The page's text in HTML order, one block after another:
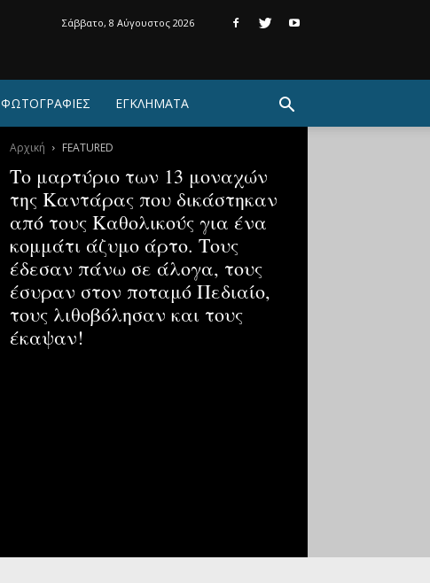
Σάββατο, 8 Αύγουστος 2026
ΦΩΤΟΓΡΑΦΙΕΣ ΕΓΚΛΗΜΑΤΑ
Αρχική FEATURED
Το μαρτύριο των 13 μοναχών
της Καντάρας που δικάστηκαν
από τους Καθολικούς για ένα
κομμάτι άζυμο άρτο. Τους
έδεσαν πάνω σε άλογα, τους
έσυραν στον ποταμό Πεδιαίο,
τους λιθοβόλησαν και τους
έκαψαν!